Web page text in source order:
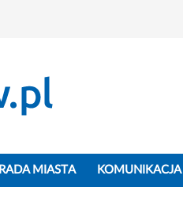
RADA MIASTA KOMUNIKACJA